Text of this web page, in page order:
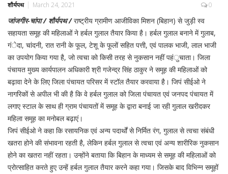
शौर्यपथ March 24, 2021 0
जांजगीर-चांपा / शौर्यपथ /राष्ट्रीय ग्रामीण आजीविका मिशन (बिहान) से जुड़ी स्व
सहायता समूह की महिलाओं ने हर्बल गुलाल तैयार किया है। हर्बल गुलाल बनाने में गुलाब,
गंेदा, चांदनी, रात रानी के फूल, टेशू के फूलों सहित पत्ती, एवं पालक भाजी, लाल भाजी
का उपयोग किया गया है, जो त्वचा को किसी तरह से नुकसान नहीं पहंुचाता। जिला
पंचायत मुख्य कार्यपालन अधिकारी श्री गजेन्द्र सिंह ठाकुर ने समूह की महिलाओं को
बढ़ावा देने के लिए जिला पंचायत परिसर में स्टॉल तैयार करवाया है। जिपं सीईओ ने
नागरिकों से अपील भी की है कि वे हर्बल गुलाल को जिला पंचायत एवं जनपद पंचायत में
लगाए स्टाल के साथ ही ग्राम पंचायतों में समूह के द्वारा बनाई जा रही गुलाल खरीदकर
महिला समूह का मनोबल बढ़ाएं।
जिपं सीईओ ने कहा कि रसायनिक एवं अन्य पदार्थों से निर्मित रंग, गुलाल से त्वचा संबंधी
खतरा होने की संभावना रहती है, लेकिन हर्बल गुलाल से त्वचा एवं अन्य शारीरिक नुकसान
होने का खतरा नहीं रहता। उन्होंने बताया कि बिहान के माध्यम से समूह की महिलाओं को
प्रोत्साहित करते हुए उन्हें हर्बल गुलाल तैयार करने कहा गया। जिसके बाद विभिन्न समूहों